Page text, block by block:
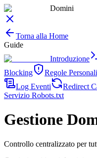
Domini
Torna alla Home
Guide
Introduzione
Blocking
Regole
Log Eventi
Redirect
Servizio Robots.txt
Gestione
Controllo centralizzato per